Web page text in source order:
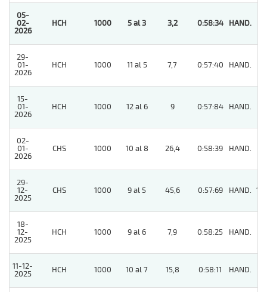
05-
02-
2026
HCH 1000 5 al 3 3,2 0:58:34 HAND.
29-
01-
2026
HCH 1000 11 al 5 7,7 0:57:40 HAND.
15-
01-
2026
HCH 1000 12 al 6 9 0:57:84 HAND.
02-
01-
2026
CHS 1000 10 al 8 26,4 0:58:39 HAND.
29-
12-
2025
CHS 1000 9 al 5 45,6 0:57:69 HAND. 10
18-
12-
2025
HCH 1000 9 al 6 7,9 0:58:25 HAND.
11-12-
2025
HCH 1000 10 al 7 15,8 0:58:11 HAND.